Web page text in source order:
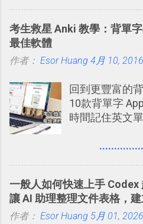
念」的管理教
Google Drive
著 Trello ，卻
一篇完整的介
一時間推薦
澱自己的使用
學。 2015/6/13
體推薦！困難
2016 年新增 ：
考生救星 Anki 教學：背單
最佳軟體
作者： Esor Huang 4月 10, 2016
回到更豐富的
10款背單字
時間記住英文
短期記憶變成
強；然後下次
個禮拜，這時
化，讓記憶延
一般人如何快速上手 Codex
讓 AI 助理整理文件表格，
作者： Esor Huang 5月 01, 2026